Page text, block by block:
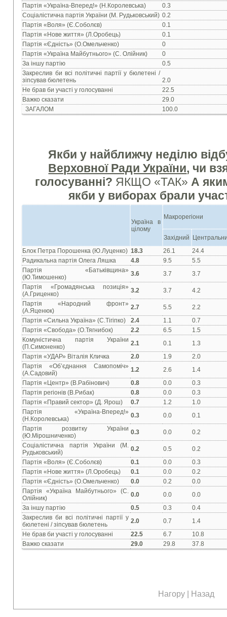
Партія «Україна-Вперед!» (Н.Королевська)
0.3
Соціалістична партія України (М. Рудьковський) 0.2
Партія «Воля» (Є.Соболєв)
0.1
Партія «Нове життя» (Л.Оробець)
0.1
Партія «Єдність» (О.Омельченко)
0
Партія «Україна Майбутнього» (С. Олійник)
0
За іншу партію
0.5
Закреслив би всі політичні партії у бюлетені /
зіпсував бюлетень
2.0
Не брав би участі у голосуванні
22.5
Важко сказати
29.0
ЗАГАЛОМ
100.0
Якби у найближчу неділю
Верховної Ради України, чи
голосуванні? ЯКЩО «ТАК» А
якби у виборах брали
Україна в
цілому
Макрорегіони
Західний
Блок Петра Порошенка (Ю.Луценко) 18.3 26.1
24.4
Радикальна партія Олега Ляшка
4.8 9.5
5.5
Партія «Батьківщина»
(Ю.Тимошенко)
3.6 3.7
3.7
Партія «Громадянська позиція»
(А.Гриценко)
3.2 3.7
4.2
Партія «Народний фронт»
(А.Яценюк)
2.7 5.5
2.2
Партія «Сильна Україна» (С.Тігіпко)
2.4 1.1
0.7
Партія «Свобода» (О.Тягнибок)
2.2 6.5
1.5
Комуністична партія України
(П.Симоненко)
2.1 0.1
1.3
Партія «УДАР» Віталія Кличка
2.0 1.9
2.0
Партія «Об’єднання Самопоміч»
(А.Садовий)
1.2 2.6
1.4
Партія «Центр» (В.Рабінович)
0.8 0.0
0.3
Партія регіонів (В.Рибак)
0.8 0.0
0.3
Партія «Правий сектор» (Д. Ярош)
0.7 1.2
1.0
Партія «Україна-Вперед!»
(Н.Королевська)
0.3 0.0
0.1
Партія розвитку України
(Ю.Мірошниченко)
0.3 0.0
0.2
Соціалістична партія України (М.
Рудьковський)
0.2 0.5
0.2
Партія «Воля» (Є.Соболєв)
0.1 0.0
0.3
Партія «Нове життя» (Л.Оробець)
0.1 0.0
0.2
Партія «Єдність» (О.Омельченко)
0.0 0.2
0.0
Партія «Україна Майбутнього» (С.
Олійник)
0.0 0.0
0.0
За іншу партію
0.5 0.3
0.4
Закреслив би всі політичні партії у
бюлетені / зіпсував бюлетень
2.0 0.7
1.4
Не брав би участі у голосуванні
22.5 6.7
10.8
Важко сказати
29.0 29.8 37.8
Нагору | Назад